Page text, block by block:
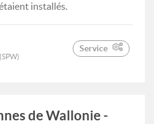
installés.
Service
de Wallonie -